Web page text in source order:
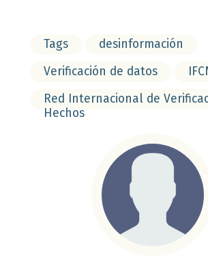
Tags
desinformación
Verificación de datos
Red Internacional de
Hechos